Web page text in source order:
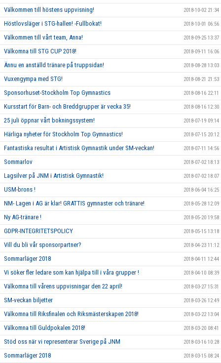
Välkommen till höstens uppvisning! 2018-10-02 21:34
Höstlovsläger i STG-hallen! -Fullbokat! 2018-10-01 06:56
Välkommen till vårt team, Anna! 2018-09-25 13:37
Välkomna till STG CUP 2018! 2018-09-11 16:06
Ännu en anställd tränare på truppsidan! 2018-08-28 13:03
Vuxengympa med STG! 2018-08-21 21:53
Sponsorhuset-Stockholm Top Gymnastics 2018-08-16 22:11
Kursstart för Barn- och Breddgrupper är vecka 35! 2018-08-16 12:30
25 juli öppnar vårt bokningssystem! 2018-07-19 09:14
Härliga nyheter för Stockholm Top Gymnastics! 2018-07-15 20:12
Fantastiska resultat i Artistisk Gymnastik under SM-veckan! 2018-07-11 14:56
Sommarlov 2018-07-02 18:13
Lagsilver på JNM i Artistisk Gymnastik! 2018-07-02 18:07
USM-brons ! 2018-06-04 16:25
NM- Lagen i AG är klar! GRATTIS gymnaster och tränare! 2018-05-28 12:09
Ny AG-tränare ! 2018-05-20 19:58
GDPR-INTEGRITETSPOLICY 2018-05-15 13:18
Vill du bli vår sponsorpartner? 2018-04-23 11:12
Sommarläger 2018 2018-04-11 12:44
Vi söker fler ledare som kan hjälpa till i våra grupper ! 2018-04-10 08:39
Välkomna till vårens uppvisningar den 22 april! 2018-03-27 15:31
SM-veckan biljetter 2018-03-26 12:49
Välkomna till Riksfinalen och Riksmästerskapen 2018! 2018-03-22 13:04
Välkomna till Guldpokalen 2018! 2018-03-20 08:41
Stöd oss när vi representerar Sverige på JNM 2018-03-16 10:28
Sommarläger 2018 2018-03-15 08:24